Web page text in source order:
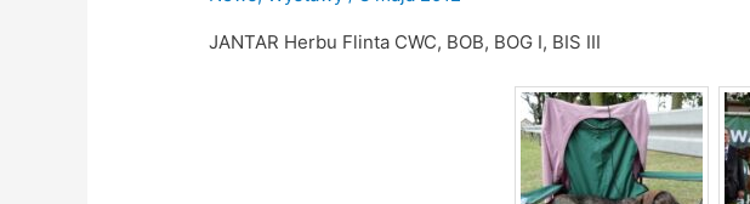
JANTAR Herbu Flinta CWC, BOB, BOG I, BIS III